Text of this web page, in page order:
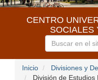
CENTRO
SOCIALES
Inicio
Divisiones y
División de